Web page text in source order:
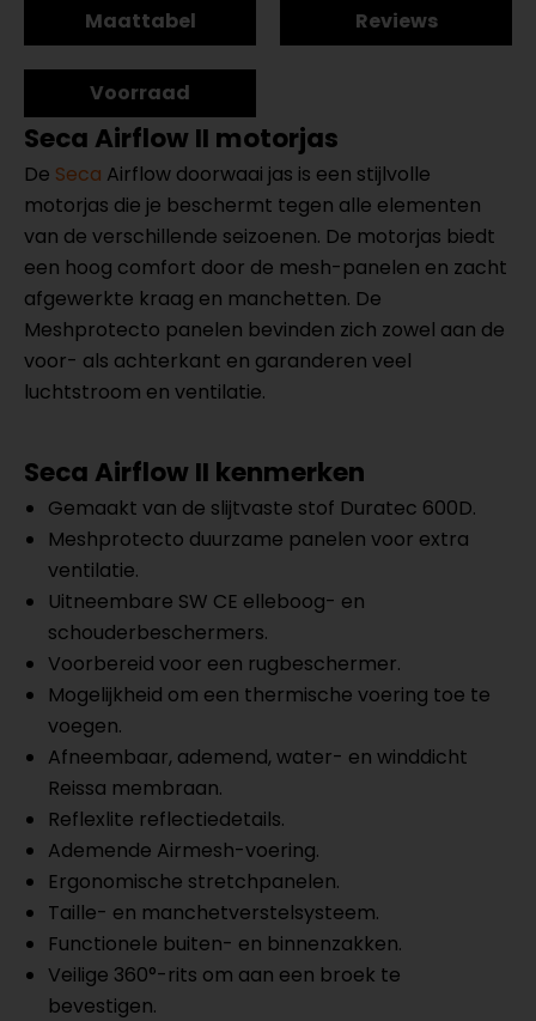
Maattabel Reviews
Voorraad
Seca Airflow II motorjas
De Seca Airflow doorwaai jas is een stijlvolle
motorjas die je beschermt tegen alle elementen
van de verschillende seizoenen. De motorjas biedt
een hoog comfort door de mesh-panelen en zacht
afgewerkte kraag en manchetten. De
Meshprotecto panelen bevinden zich zowel aan de
voor- als achterkant en garanderen veel
luchtstroom en ventilatie.
Seca Airflow II kenmerken
Gemaakt van de slijtvaste stof Duratec 600D.
Meshprotecto duurzame panelen voor extra
ventilatie.
Uitneembare SW CE elleboog- en
schouderbeschermers.
Voorbereid voor een rugbeschermer.
Mogelijkheid om een thermische voering toe te
voegen.
Afneembaar, ademend, water- en winddicht
Reissa membraan.
Reflexlite reflectiedetails.
Ademende Airmesh-voering.
Ergonomische stretchpanelen.
Taille- en manchetverstelsysteem.
Functionele buiten- en binnenzakken.
Veilige 360°-rits om aan een broek te
bevestigen.